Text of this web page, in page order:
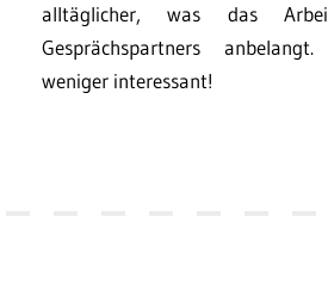
alltäglicher, was das
Gesprächspartners
weniger interessant!